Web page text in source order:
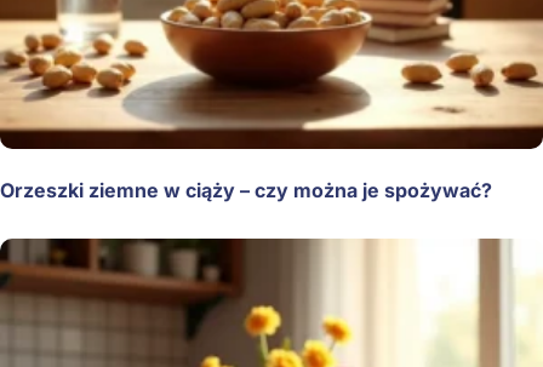
Orzeszki ziemne w ciąży – czy można je spożywać?